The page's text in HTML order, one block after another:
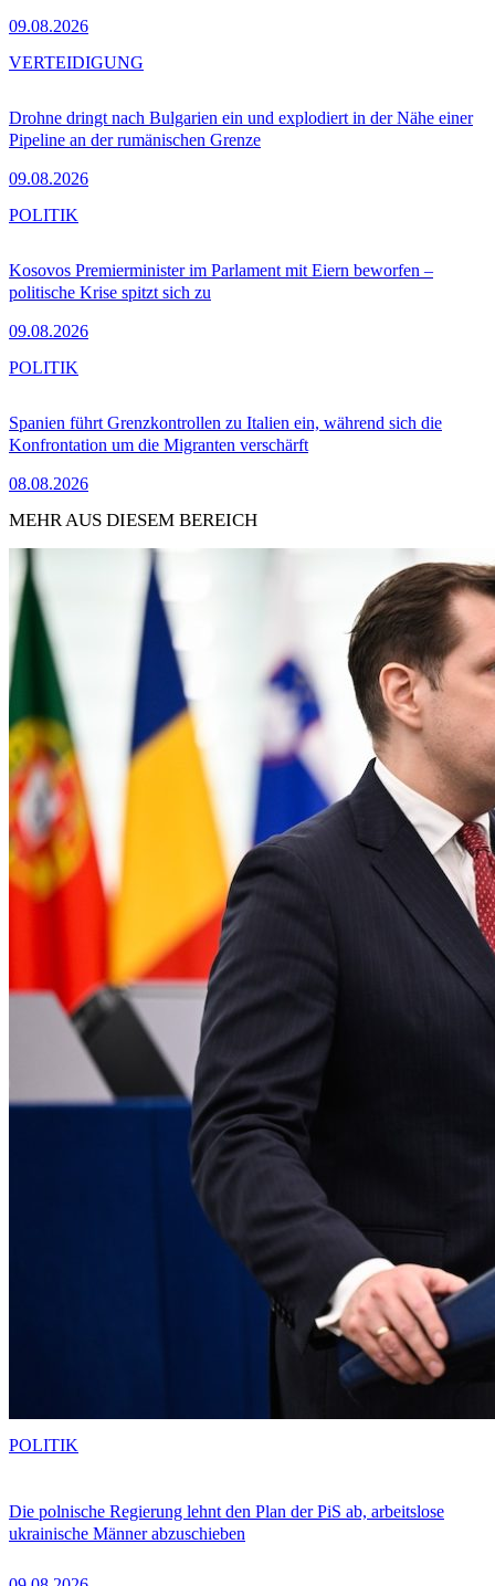
09.08.2026
Drohne dringt nach Bulgarien ein und explodiert in der Nähe einer
Pipeline an der rumänischen Grenze
09.08.2026
VERTEIDIGUNG
Kosovos Premierminister im Parlament mit Eiern beworfen –
politische Krise spitzt sich zu
09.08.2026
POLITIK
Spanien führt Grenzkontrollen zu Italien ein, während sich die
Konfrontation um die Migranten verschärft
08.08.2026
POLITIK
MEHR AUS DIESEM BEREICH
Die polnische Regierung lehnt den Plan der PiS ab, arbeitslose
ukrainische Männer abzuschieben
POLITIK